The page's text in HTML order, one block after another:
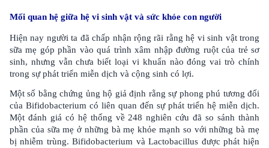
Mối quan hệ giữa hệ vi sinh vật và sức khỏe con người
Hiện nay người ta đã chấp nhận rộng rãi rằng hệ vi sinh vật trong
sữa mẹ góp phần vào quá trình xâm nhập đường ruột của trẻ sơ
sinh, nhưng vẫn chưa biết loại vi khuẩn nào đóng vai trò chính
trong sự phát triển miễn dịch và cộng sinh có lợi.
Một số bằng chứng ủng hộ giả định rằng sự phong phú tương đối
của Bifidobacterium có liên quan đến sự phát triển hệ miễn dịch.
Một đánh giá có hệ thống về 248 nghiên cứu đã so sánh thành
phần của sữa mẹ ở những bà mẹ khỏe mạnh so với những bà mẹ
bị nhiễm trùng. Bifidobacterium và Lactobacillus được phát hiện